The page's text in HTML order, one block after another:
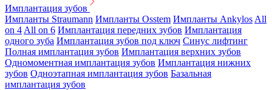
Имплантация зубов
Импланты Straumann Импланты Osstem Импланты Ankylos All
on 4 All on 6 Имплантация передних зубов Имплантация
одного зуба Имплантация зубов под ключ Синус лифтинг
Полная имплантация зубов Имплантация верхних зубов
Одномоментная имплантация зубов Имплантация нижних
зубов Одноэтапная имплантация зубов Базальная
имплантация зубов